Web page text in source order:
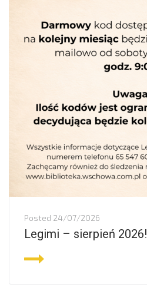
Posted 24/07/2026
Legimi – sierpień 2026!